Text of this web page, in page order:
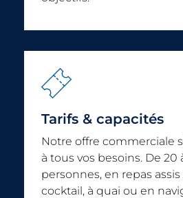
Tarifs & capacités
Notre offre commerciale
à tous vos besoins. De 20
personnes, en repas
cocktail, à quai ou en